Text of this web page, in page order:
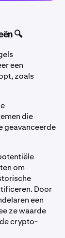
🔍
een
zoals
die
geavanceerde
om
Door
een
ze waarde
crypto-